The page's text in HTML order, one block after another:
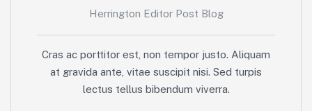
Herrington Editor Post Blog
Cras ac porttitor est, non tempor justo. Aliquam
at gravida ante, vitae suscipit nisi. Sed turpis
lectus tellus bibendum viverra.